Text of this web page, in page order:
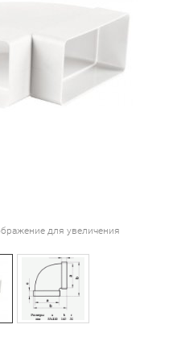
для увеличения